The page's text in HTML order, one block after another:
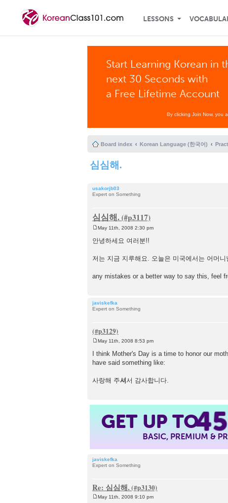
LESSONS
Start Learning Korean in
next 30 Seconds with
a Free Lifetime Account
By clicking Join Now, you
Board index Korean Language (한국어)
심심해.
usakorjb03
Expert on Something
심심해.
o
s
May 11th, 2008 2:30 pm
안녕하세요 여러분!!
저는 지금 지루해요. 오늘은 미국에서는 어머
any mistakes or a better way to say this, feel
javiskefka
Expert on Something
o
s
t
May 11th, 2008 8:53 pm
I think Mother's Day is a time to honor our
have said something like:
사랑해 주셔서 감사합니다.
GET UP TO
BASIC, PREMIUM &
javiskefka
Expert on Something
Re: 심심해.
May 11th, 2008 9:10 pm